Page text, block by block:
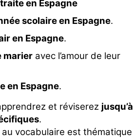
en Espagne
scolaire en Espagne.
en Espagne.
marier avec l’amour de leur
en Espagne.
et réviserez jusqu’à
.
au vocabulaire est thématique